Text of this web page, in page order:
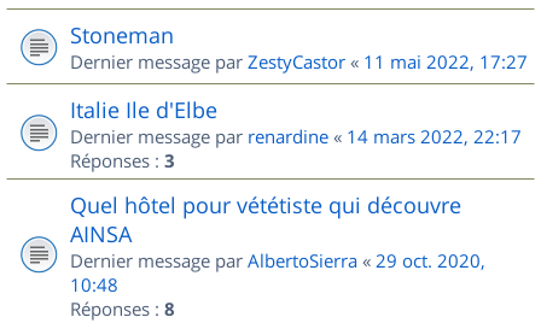
Stoneman
Dernier message par ZestyCastor « 11 mai 2022, 17:27
Italie Ile d'Elbe
Dernier message par renardine « 14 mars 2022, 22:17
Réponses : 3
Quel hôtel pour vététiste qui découvre
AINSA
Dernier message par AlbertoSierra « 29 oct. 2020,
10:48
Réponses : 8